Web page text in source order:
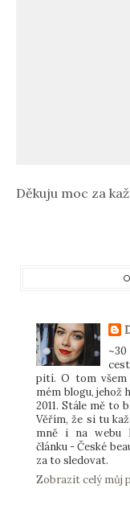
Děkuju moc za
pití. O tom všem
mém blogu, jehož
2011. Stále mě to
Věřím, že si tu
mně i na webu
článku - České
za to sledovat.
Zobrazit celý můj